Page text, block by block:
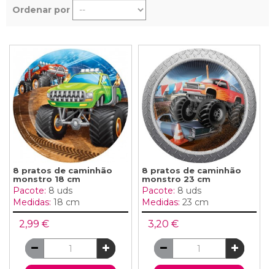
Ordenar por
8 pratos de caminhão
monstro 18 cm
Pacote: 8 uds
Medidas: 18 cm
2,99 €
8 pratos de caminhão
monstro 23 cm
Pacote: 8 uds
Medidas: 23 cm
3,20 €